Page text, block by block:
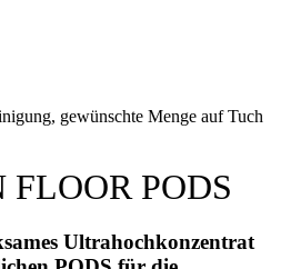
gewünschte Menge auf Tuch
PODS
Ultrahochkonzentrat